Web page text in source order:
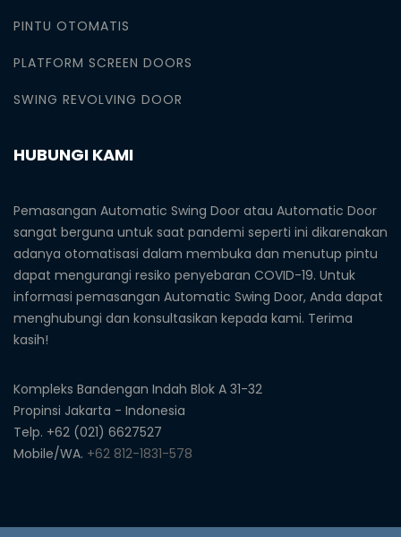
PINTU OTOMATIS
PLATFORM SCREEN DOORS
SWING REVOLVING DOOR
HUBUNGI KAMI
Pemasangan Automatic Swing Door atau Automatic Door
sangat berguna untuk saat pandemi seperti ini dikarenakan
adanya otomatisasi dalam membuka dan menutup pintu
dapat mengurangi resiko penyebaran COVID-19. Untuk
informasi pemasangan Automatic Swing Door, Anda dapat
menghubungi dan konsultasikan kepada kami. Terima
kasih!
Kompleks Bandengan Indah Blok A 31-32
Propinsi Jakarta - Indonesia
Telp. +62 (021) 6627527
Mobile/WA. +62 812-1831-578